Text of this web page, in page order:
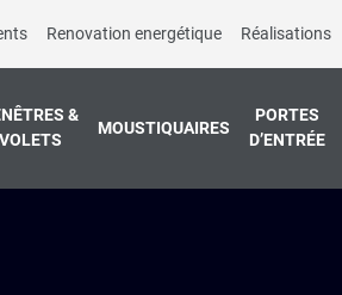
Renovation energétique Réalisations
&
VOLETS
MOUSTIQUAIRES
PORTES
D’ENTRÉE